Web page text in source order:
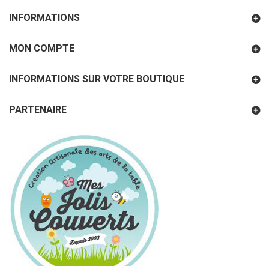
INFORMATIONS
MON COMPTE
INFORMATIONS SUR VOTRE BOUTIQUE
PARTENAIRE